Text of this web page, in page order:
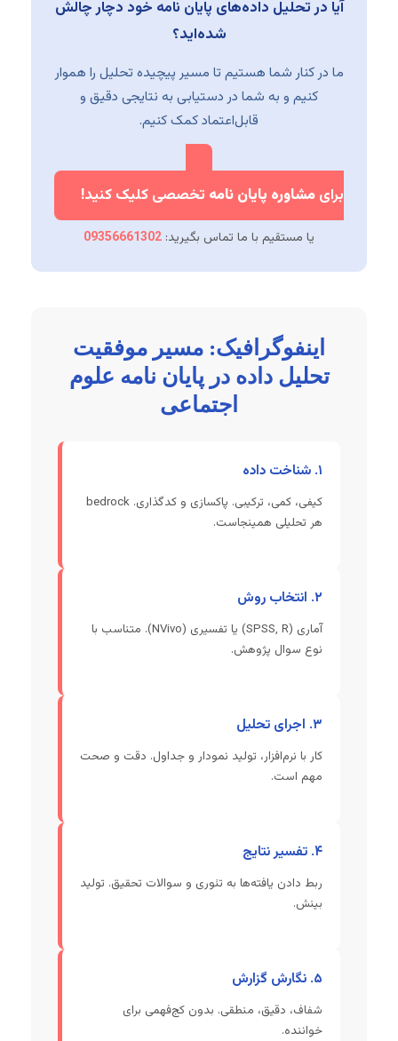
آیا در تحلیل داده‌های پایان نامه خود دچار چالش
شده‌اید؟
ما در کنار شما هستیم تا مسیر پیچیده تحلیل را هموار
کنیم و به شما در دستیابی به نتایجی دقیق و
قابل‌اعتماد کمک کنیم.
برایمشاوره پایان نامه تخصصی کلیک کنید!
یا مستقیم با ما تماس بگیرید: 09356661302
اینفوگرافیک: مسیر موفقیت
تحلیل داده در پایان نامه علوم
اجتماعی
۱. شناخت داده
کیفی، کمی، ترکیبی. پاکسازی و کدگذاری. bedrock
هر تحلیلی همینجاست.
۲. انتخاب روش
آماری (SPSS, R) یا تفسیری (NVivo). متناسب با
نوع سوال پژوهش.
۳. اجرای تحلیل
کار با نرم‌افزار، تولید نمودار و جداول. دقت و صحت
مهم است.
۴. تفسیر نتایج
ربط دادن یافته‌ها به تئوری و سوالات تحقیق. تولید
بینش.
۵. نگارش گزارش
شفاف، دقیق، منطقی. بدون کج‌فهمی برای
خواننده.